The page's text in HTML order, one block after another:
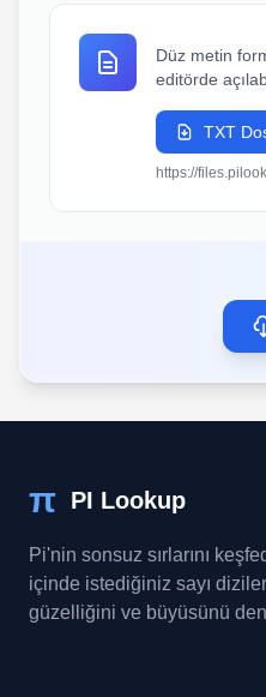
Düz metin
editörde
TXT
https://
π PI Lookup
Pi'nin sonsuz sırlarını
içinde istediğiniz sayı
güzelliğini ve büyüsünü